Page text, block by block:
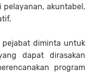
pelayanan, akuntabel,
pejabat diminta untuk
dapat dirasakan
program